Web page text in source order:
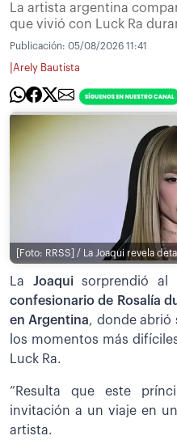
La artista argentina
que vivió con Luck Ra
Publicación: 05/08/2026 11:41
Arely Bautista
[Foto: RRSS] / La Joaqui revela
La Joaquisorprendió al
confesionario de Rosalía
en Argentina, donde abrió
los momentos más
Luck Ra.
”Resulta que este
invitación a un viaje en
artista.